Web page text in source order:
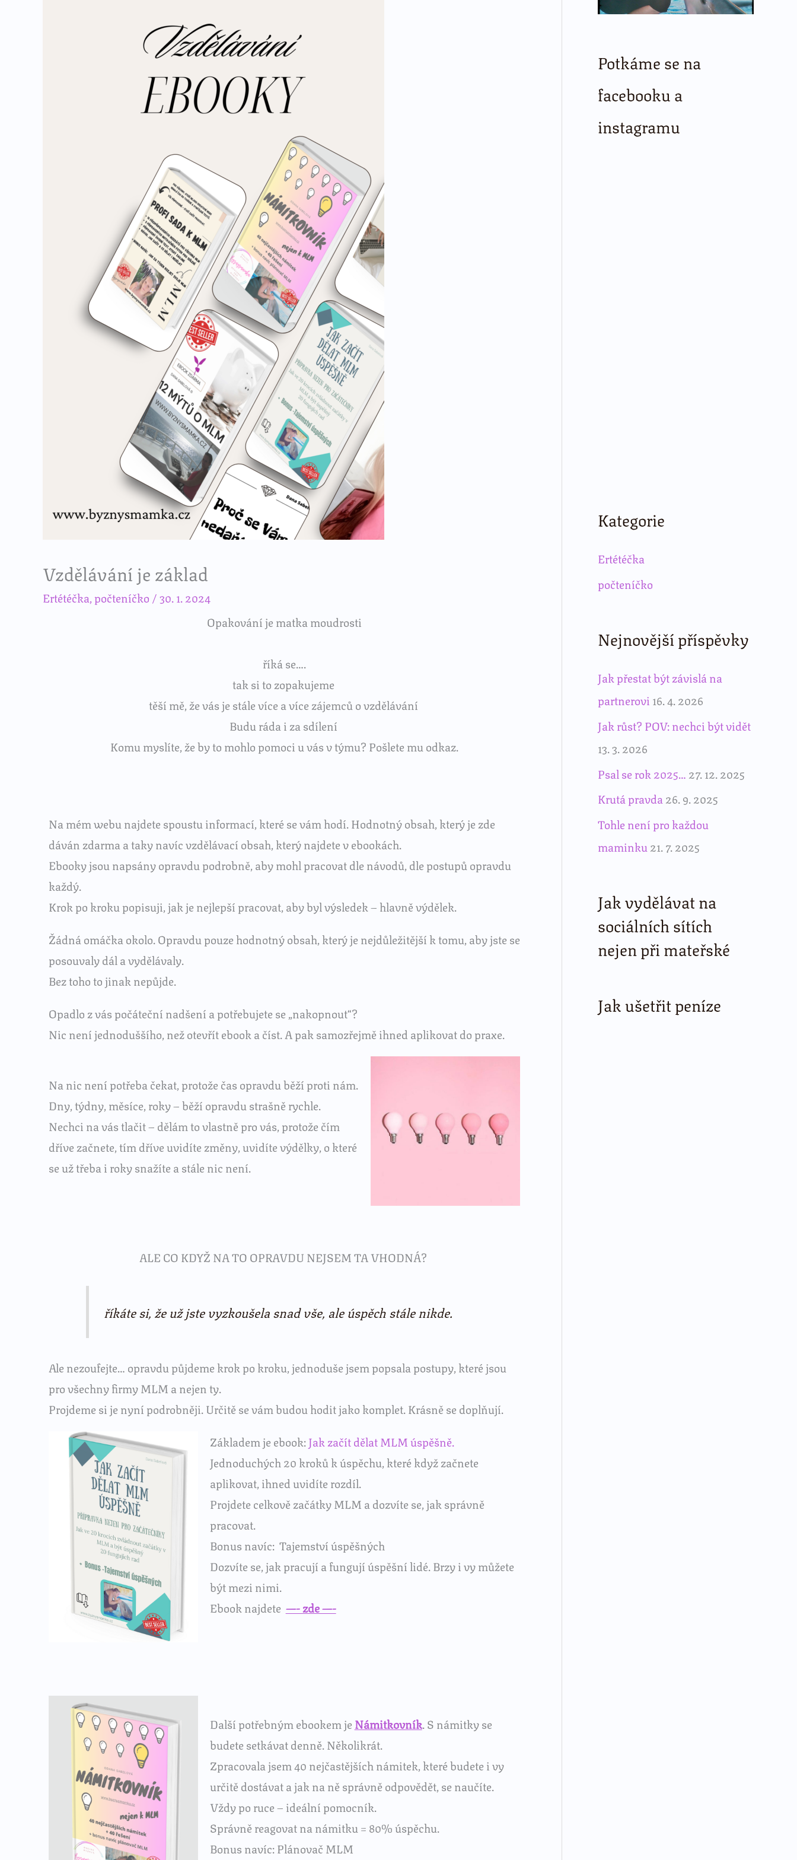
Vzdělávání je základ
Ertétéčka,počteníčko /30. 1. 2024
Opakování je matka moudrosti
říká se….
tak si to zopakujeme
těší mě, že vás je stále více a více zájemců o vzdělávání
Budu ráda i za sdílení
Komu myslíte, že by to mohlo pomoci u vás v týmu? Pošlete mu odkaz.
Na mém webu najdete spoustu informací, které se vám hodí. Hodnotný obsah, který je zde
dáván zdarma a taky navíc vzdělávací obsah, který najdete v ebookách.
Ebooky jsou napsány opravdu podrobně, aby mohl pracovat dle návodů, dle postupů opravdu
každý.
Krok po kroku popisuji, jak je nejlepší pracovat, aby byl výsledek – hlavně výdělek.
Žádná omáčka okolo. Opravdu pouze hodnotný obsah, který je nejdůležitější k tomu, aby jste se
posouvaly dál a vydělávaly.
Bez toho to jinak nepůjde.
Opadlo z vás počáteční nadšení a potřebujete se „nakopnout“?
Nic není jednoduššího, než otevřít ebook a číst. A pak samozřejmě ihned aplikovat do praxe.
Na nic není potřeba čekat, protože čas opravdu běží proti nám.
Dny, týdny, měsíce, roky – běží opravdu strašně rychle.
Nechci na vás tlačit – dělám to vlastně pro vás, protože čím
dříve začnete, tím dříve uvidíte změny, uvidíte výdělky, o které
se už třeba i roky snažíte a stále nic není.
ALE CO KDYŽ NA TO OPRAVDU NEJSEM TA VHODNÁ?
říkáte si, že už jste vyzkoušela snad vše, ale úspěch stále nikde.
Ale nezoufejte… opravdu půjdeme krok po kroku, jednoduše jsem popsala postupy, které jsou
pro všechny firmy MLM a nejen ty.
Projdeme si je nyní podrobněji. Určitě se vám budou hodit jako komplet. Krásně se doplňují.
Základem je ebook:Jak začít dělat MLM úspěšně.
Jednoduchých 20 kroků k úspěchu, které když začnete
aplikovat, ihned uvidíte rozdíl.
Projdete celkově začátky MLM a dozvíte se, jak správně
pracovat.
Bonus navíc: Tajemství úspěšných
Dozvíte se, jak pracují a fungují úspěšní lidé. Brzy i vy můžete
být mezi nimi.
Ebook najdete —- zde —-
Další potřebným ebookem je Námitkovník. S námitky se
budete setkávat denně. Několikrát.
Zpracovala jsem 40 nejčastějších námitek, které budete i vy
určitě dostávat a jak na ně správně odpovědět, se naučíte.
Vždy po ruce – ideální pomocník.
Správně reagovat na námitku = 80% úspěchu.
Bonus navíc: Plánovač MLM
Potkáme se na
facebooku a
instagramu
Kategorie
Ertétéčka
počteníčko
Nejnovější příspěvky
Jak přestat být závislá na
partnerovi 16. 4. 2026
Jak růst? POV: nechci být vidět
13. 3. 2026
Psal se rok 2025… 27. 12. 2025
Krutá pravda26. 9. 2025
Tohle není pro každou
maminku21. 7. 2025
Jak vydělávat na
sociálních sítích
nejen při mateřské
Jak ušetřit peníze